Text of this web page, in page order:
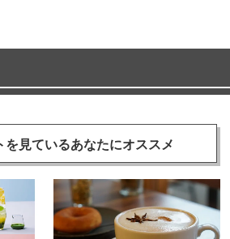
を見ているあなたにオススメ